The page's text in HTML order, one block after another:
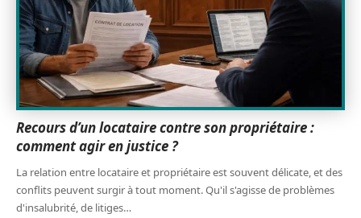
Recours d’un locataire contre son propriétaire :
comment agir en justice ?
La relation entre locataire et propriétaire est souvent délicate, et des
conflits peuvent surgir à tout moment. Qu'il s'agisse de problèmes
d'insalubrité, de litiges…